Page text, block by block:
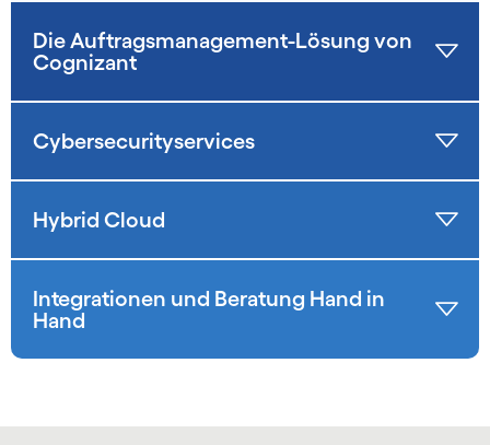
Die Auftragsmanagement-Lösung von
Cognizant
Cybersecurityservices
Hybrid Cloud
Integrationen und Beratung Hand in
Hand